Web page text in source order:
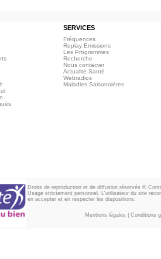
SERVICES
Fréquences
Replay Emissions
Les Programmes
Recherche
Nous contacter
Actualité Santé
Webradios
Maladies Saisonnières
Droits de reproduction et de diffusion réservés ©
Usage strictement personnel. L'utilisateur du site
en accepter et en respecter les dispositions.
Mentions légales Conditions